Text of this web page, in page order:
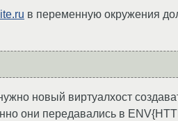
в переменную окружения
новый виртуалхост
они передавались в